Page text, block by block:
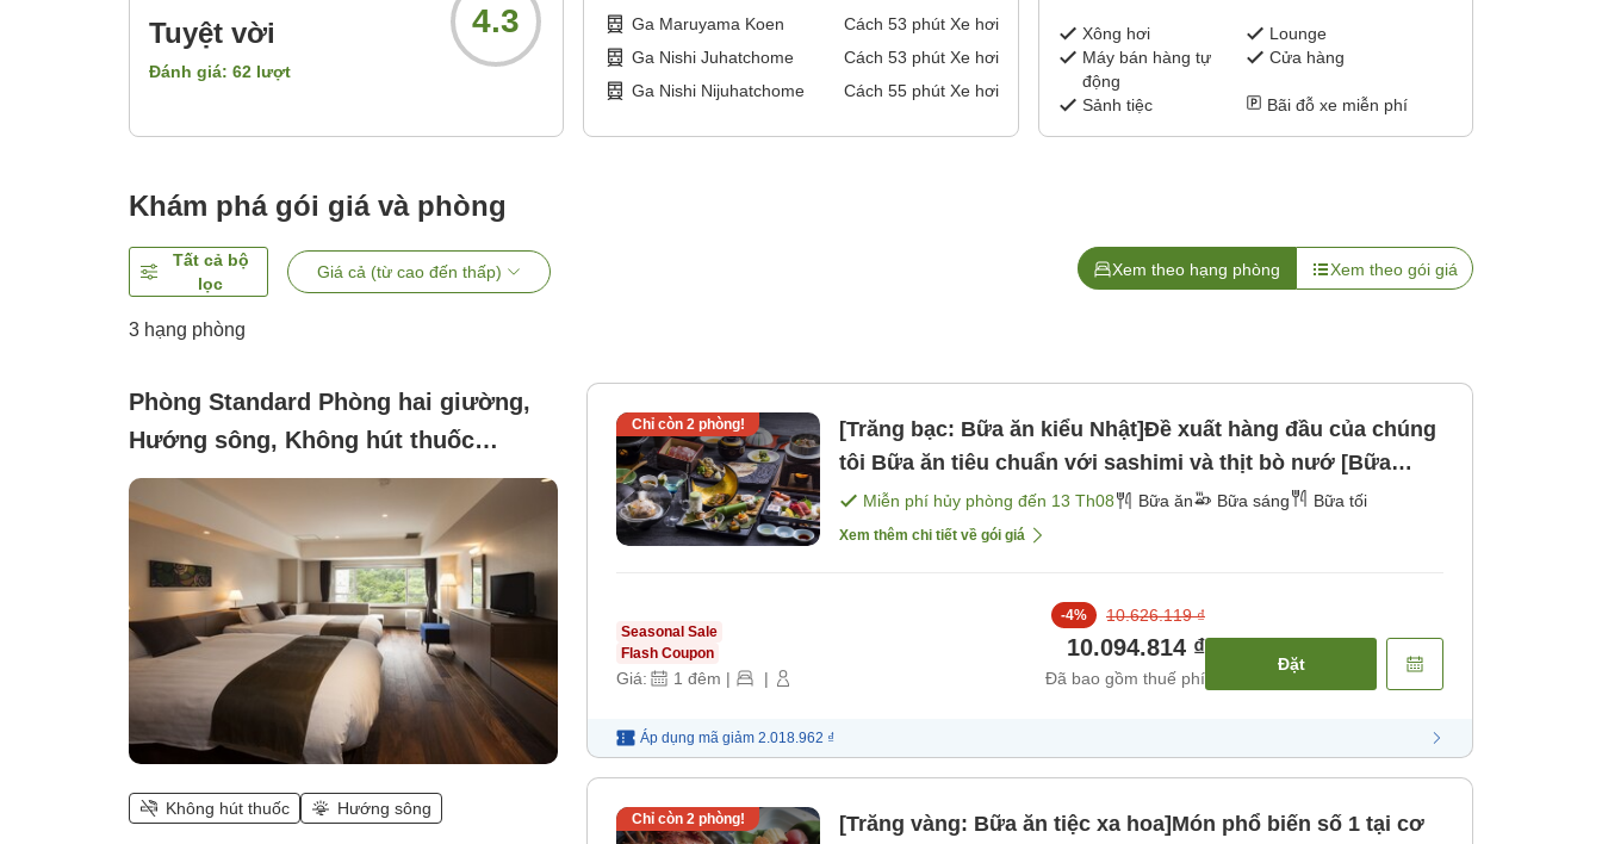
Tuyệt vời
Đánh giá: 62 lượt
4.3 Ga Maruyama Koen Cách 53 phút Xe hơi
Ga Nishi Juhatchome
Cách 53 phút Xe hơi
Ga Nishi Nijuhatchome
Cách 55phút Xe hơi
Xông hơi
Lounge
Máy bán hàng tự
động
Cửa hàng
Sảnh tiệc Bãi đỗ xe miễn phí
Khám phá gói giá và phòng
Tất cả bộ
lọc
Giá cả (từ cao đến thấp) Xem theo hạng phòng Xem theo gói giá
3 hạng phòng
Phòng Standard Phòng hai giường,
Hướng sông, Không hút thuốc
(Western-style room)
Không hút thuốc Hướng sông
Chỉ còn 2phòng!
[Trăng bạc: Bữa ăn kiểu Nhật]Đề xuất hàng đầu của chúng
tôi Bữa ăn tiêu chuẩn với sashimi và thịt bò nướ [Bữa
sáng] [Bữa tối]
Miễn phí hủy phòng đến 13 Th08 Bữa ăn Bữa sáng Bữa tối
Xem thêm chi tiết về gói giá
Seasonal Sale
Flash Coupon
Giá: 1 đêm | |
-4% 10.626.119 ₫
10.094.814 ₫
Đã bao gồm thuế phí
Đặt
Áp dụng mã giảm 2.018.962 ₫
Chỉ còn 2phòng!
[Trăng vàng: Bữa ăn tiệc xa hoa]Món phổ biến số 1 tại cơ